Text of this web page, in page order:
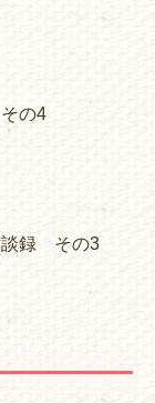
の4
談録 その3